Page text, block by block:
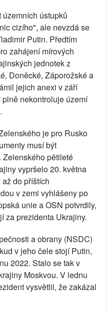
ústupků
cizího", ale nevzdá se
Putin. Předtím
zahájení mírových
jednotek z
Doněcké, Záporožské a
jejich anexi v září
nekontroluje území
je pro Rusko
musí být
pětileté
vypršelo 20. května
do příštích
v zemi vyhlášeny po
unie a OSN potvrdily,
za prezidenta Ukrajiny.
a obrany (NSDC)
v jeho čele stojí Putin,
2022. Stalo se tak v
Moskvou. V lednu
vysvětlil, že zakázal